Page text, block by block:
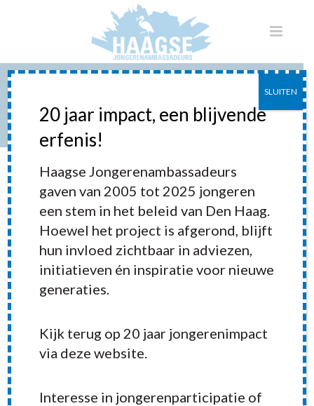
ACTIVITEITEN 2019
HOME
20 jaar impact, een blijvende
erfenis!
Haagse Jongerenambassadeurs
gaven van 2005 tot 2025 jongeren
een stem in het beleid van Den Haag.
Hoewel het project is afgerond, blijft
hun invloed zichtbaar in adviezen,
initiatieven én inspiratie voor nieuwe
generaties.
Kijk terug op 20 jaar jongerenimpact
via deze website.
Interesse in jongerenparticipatie of
SLUITEN